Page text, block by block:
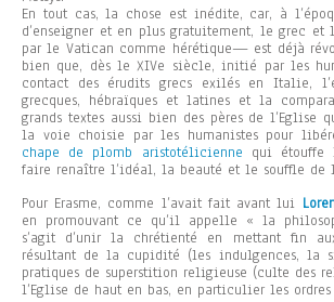
En tout cas, la chose est inédite, car, à
d’enseigner et en plus gratuitement, le grec et
par le Vatican comme hérétique— est déjà
bien que, dès le XIVe siècle, initié par les
contact des érudits grecs exilés en Italie,
grecques, hébraïques et latines et la
grands textes aussi bien des pères de l’Eglise
la voie choisie par les humanistes pour
chape de plomb aristotélicienne qui étouffe
faire renaître l’idéal, la beauté et le souffle de
Pour Erasme, comme l’avait fait avant lui
en promouvant ce qu’il appelle « la
s’agit d’unir la chrétienté en mettant fin
résultant de la cupidité (les indulgences, la
pratiques de superstition religieuse (culte des
l’Eglise de haut en bas, en particulier les ordres